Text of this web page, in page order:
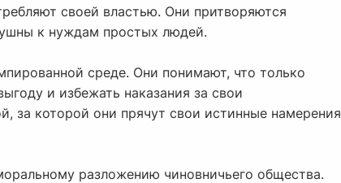
своей властью. Они притворяются
к нуждам простых людей.
среде. Они понимают, что только
и избежать наказания за свои
за которой они прячут свои истинные намерения
разложению чиновничьего общества.